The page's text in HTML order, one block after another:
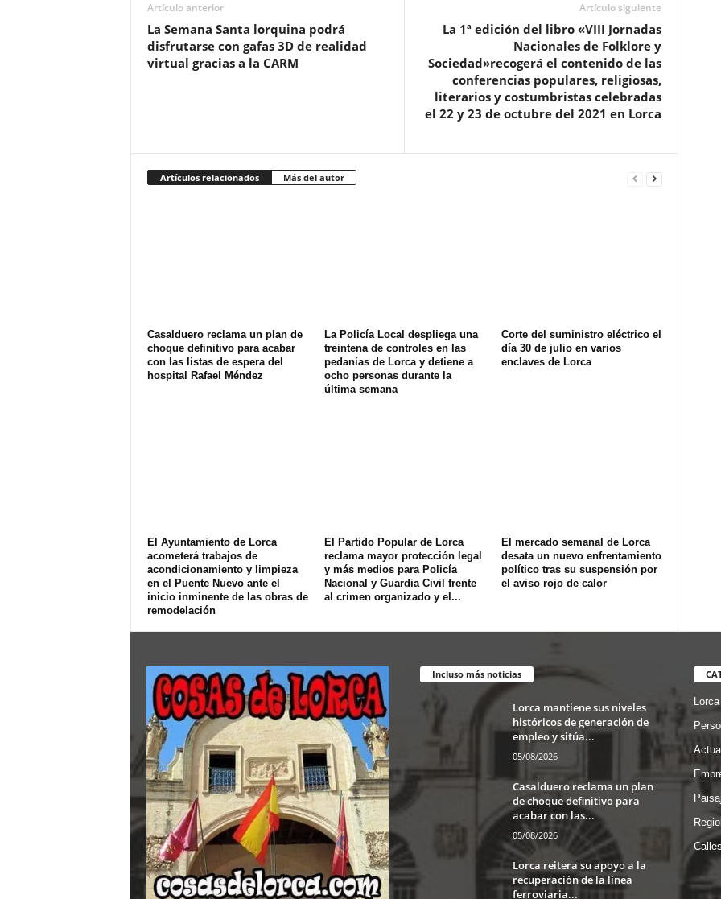
Artículo anterior
La Semana Santa lorquina podrá
disfrutarse con gafas 3D de realidad
virtual gracias a la CARM
Artículo siguiente
La 1ª edición del libro «VIII Jornadas
Nacionales de Folklore y
Sociedad»recogerá el contenido de las
conferencias populares, religiosas,
literarios y costumbristas celebradas
el 22 y 23 de octubre del 2021 en Lorca
Artículos relacionados Más del autor
Casalduero reclama un plan de
choque definitivo para acabar
con las listas de espera del
hospital Rafael Méndez
La Policía Local despliega una
treintena de controles en las
pedanías de Lorca y detiene a
ocho personas durante la
última semana
Corte del suministro eléctrico el
día 30 de julio en varios
enclaves de Lorca
El Ayuntamiento de Lorca
acometerá trabajos de
acondicionamiento y limpieza
en el Puente Nuevo ante el
inicio inminente de las obras de
remodelación
El Partido Popular de Lorca
reclama mayor protección legal
y más medios para Policía
Nacional y Guardia Civil frente
al crimen organizado y el...
El mercado semanal de Lorca
desata un nuevo enfrentamiento
político tras su suspensión por
el aviso rojo de calor
Incluso más noticias
Lorca mantiene sus niveles
históricos de generación de
empleo y sitúa...
05/08/2026
Casalduero reclama un plan
de choque definitivo para
acabar con las...
05/08/2026
Lorca reitera su apoyo a la
recuperación de la línea
ferroviaria...
Lorca